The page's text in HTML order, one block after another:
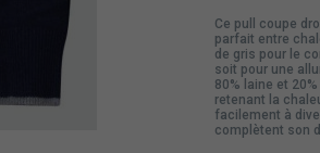
Ce pull coupe
parfait entre
de gris pour le
soit pour une
80% laine et
retenant la
facilement à
complètent son